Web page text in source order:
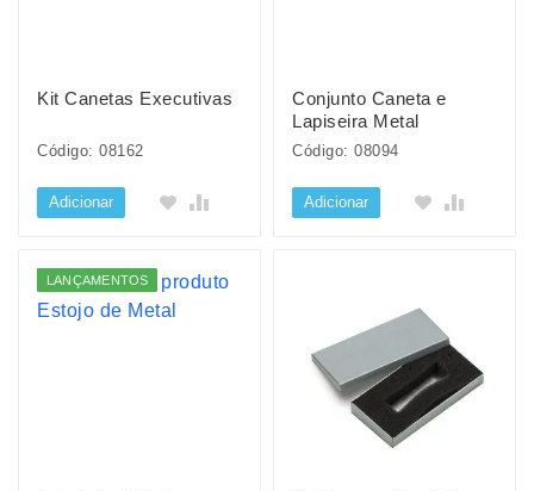
Kit Canetas Executivas
Código: 08162
Adicionar
Conjunto Caneta e
Lapiseira Metal
Código: 08094
Adicionar
LANÇAMENTOS